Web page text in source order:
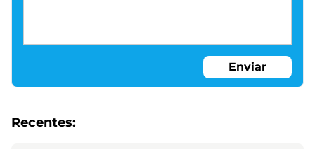
Enviar
Recentes: